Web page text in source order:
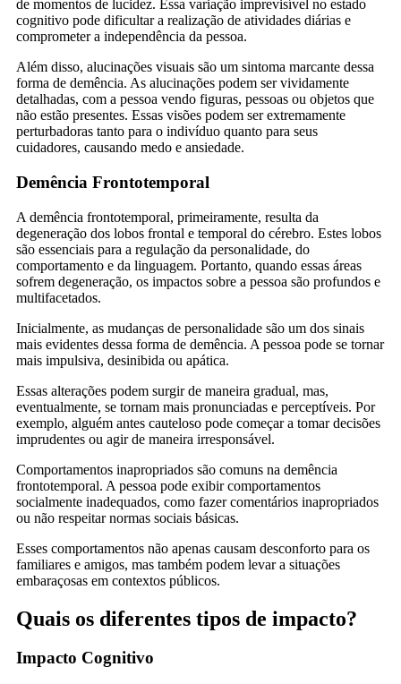
de momentos de lucidez. Essa variação imprevisível no estado
cognitivo pode dificultar a realização de atividades diárias e
comprometer a independência da pessoa.
Além disso, alucinações visuais são um sintoma marcante dessa
forma de demência. As alucinações podem ser vividamente
detalhadas, com a pessoa vendo figuras, pessoas ou objetos que
não estão presentes. Essas visões podem ser extremamente
perturbadoras tanto para o indivíduo quanto para seus
cuidadores, causando medo e ansiedade.
Demência Frontotemporal
A demência frontotemporal, primeiramente, resulta da
degeneração dos lobos frontal e temporal do cérebro. Estes lobos
são essenciais para a regulação da personalidade, do
comportamento e da linguagem. Portanto, quando essas áreas
sofrem degeneração, os impactos sobre a pessoa são profundos e
multifacetados.
Inicialmente, as mudanças de personalidade são um dos sinais
mais evidentes dessa forma de demência. A pessoa pode se tornar
mais impulsiva, desinibida ou apática.
Essas alterações podem surgir de maneira gradual, mas,
eventualmente, se tornam mais pronunciadas e perceptíveis. Por
exemplo, alguém antes cauteloso pode começar a tomar decisões
imprudentes ou agir de maneira irresponsável.
Comportamentos inapropriados são comuns na demência
frontotemporal. A pessoa pode exibir comportamentos
socialmente inadequados, como fazer comentários inapropriados
ou não respeitar normas sociais básicas.
Esses comportamentos não apenas causam desconforto para os
familiares e amigos, mas também podem levar a situações
embaraçosas em contextos públicos.
Quais os diferentes tipos de impacto?
Impacto Cognitivo